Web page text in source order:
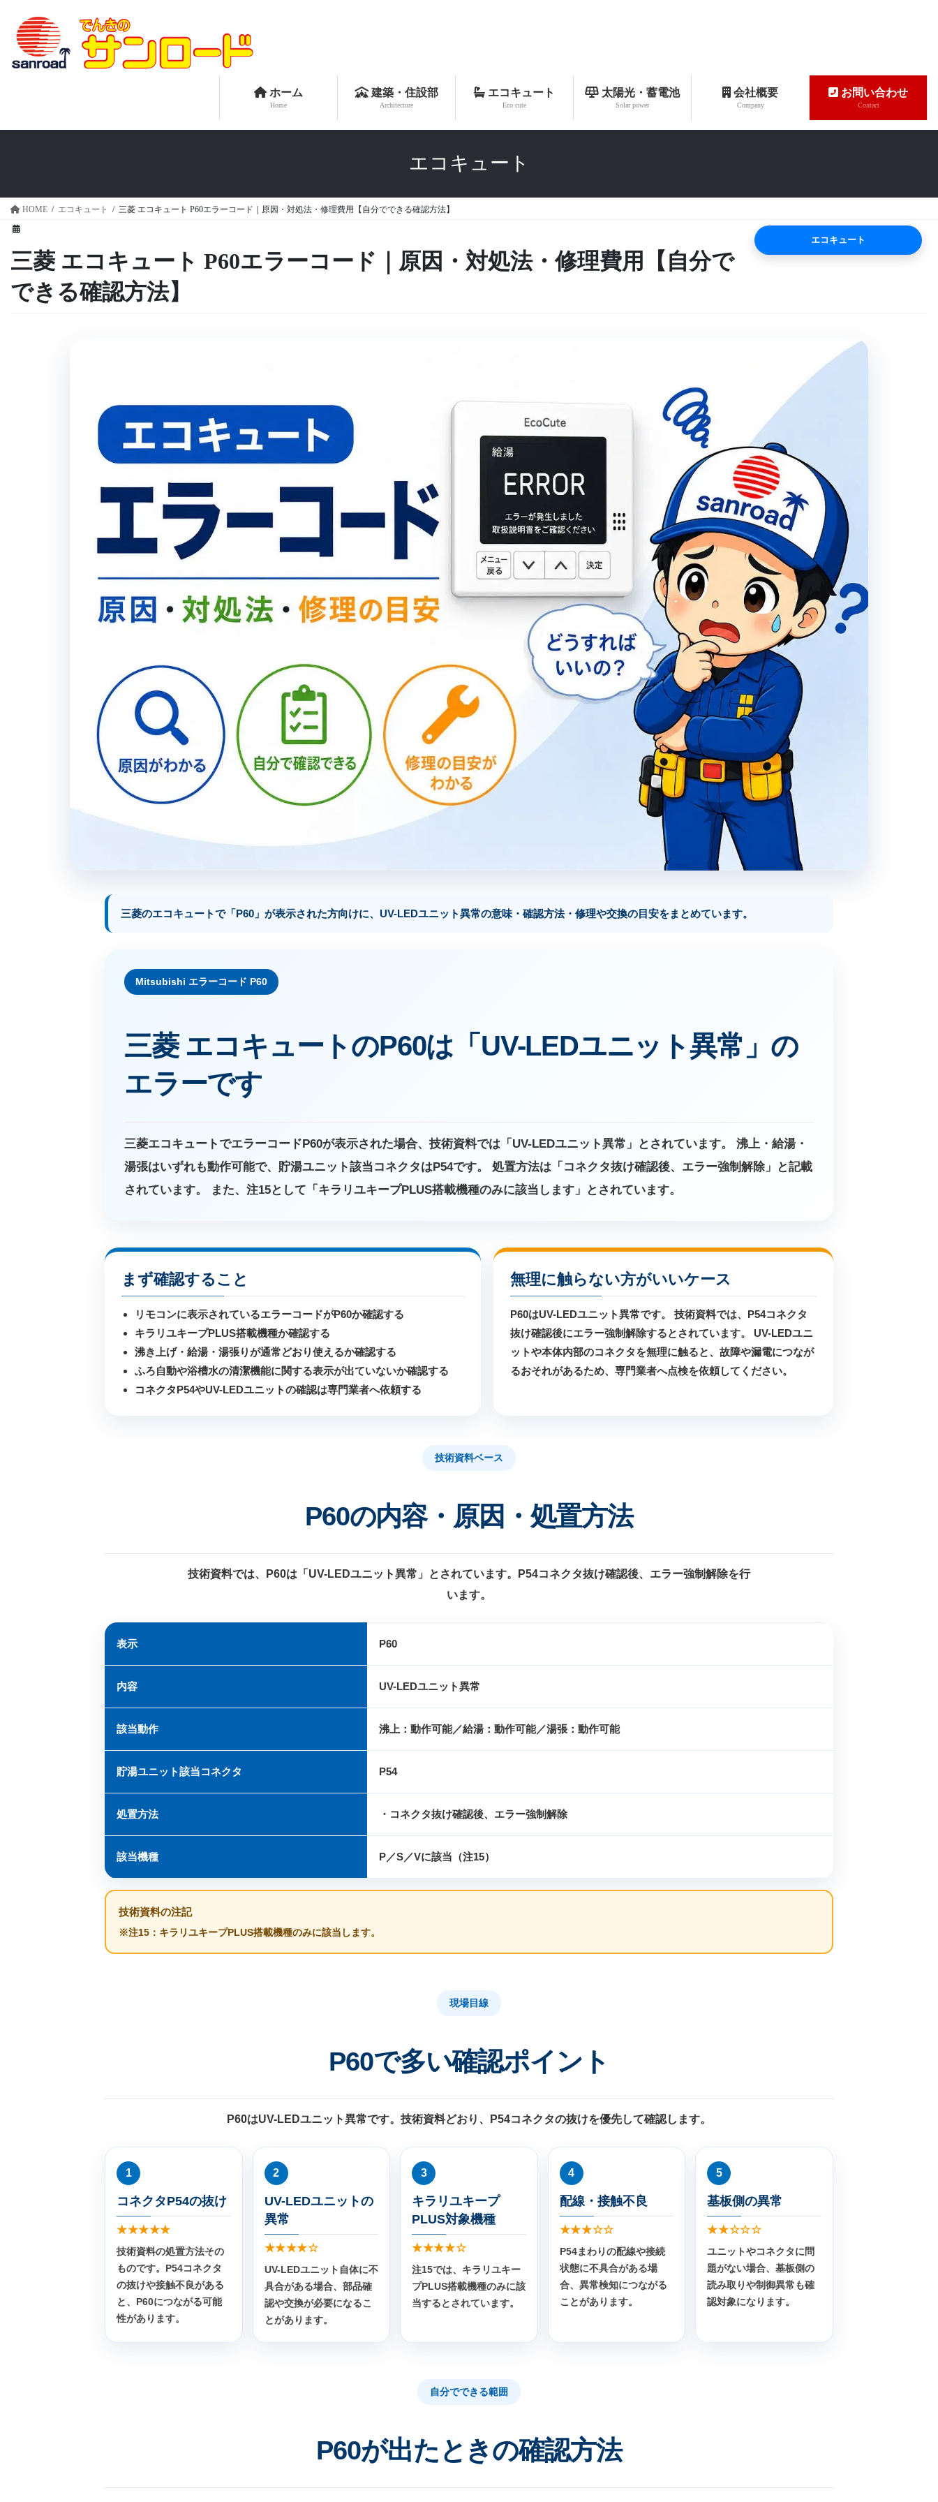
ホーム
Home
建築・住設部
Architecture
エコキュート
Eco cute
太陽光・蓄電池
Solar power
会社概要
Company
お問い合わせ
Contact
エコキュート
HOME エコキュート 三菱 エコキュート P60エラーコード｜原因・対処法・修理費用【自分でできる確認方法】
エコキュート
三菱 エコキュート P60エラーコード｜原因・対処法・修理費用【自分で
できる確認方法】
三菱のエコキュートで「P60」が表示された方向けに、UV-LEDユニット異常の意味・確認方法・修理や交換の目安をまとめています。
Mitsubishi エラーコード P60
三菱 エコキュートのP60は「UV-LEDユニット異常」の
エラーです
三菱エコキュートでエラーコードP60が表示された場合、技術資料では「UV-LEDユニット異常」とされています。 沸上・給湯・
湯張はいずれも動作可能で、貯湯ユニット該当コネクタはP54です。 処置方法は「コネクタ抜け確認後、エラー強制解除」と記載
されています。 また、注15として「キラリユキープPLUS搭載機種のみに該当します」とされています。
まず確認すること
リモコンに表示されているエラーコードがP60か確認する
キラリユキープPLUS搭載機種か確認する
沸き上げ・給湯・湯張りが通常どおり使えるか確認する
ふろ自動や浴槽水の清潔機能に関する表示が出ていないか確認する
コネクタP54やUV-LEDユニットの確認は専門業者へ依頼する
無理に触らない方がいいケース
P60はUV-LEDユニット異常です。 技術資料では、P54コネクタ
抜け確認後にエラー強制解除するとされています。 UV-LEDユニ
ットや本体内部のコネクタを無理に触ると、故障や漏電につなが
るおそれがあるため、専門業者へ点検を依頼してください。
技術資料ベース
P60の内容・原因・処置方法
技術資料では、P60は「UV-LEDユニット異常」とされています。P54コネクタ抜け確認後、エラー強制解除を行
います。
表示 P60
内容 UV-LEDユニット異常
該当動作 沸上：動作可能／給湯：動作可能／湯張：動作可能
貯湯ユニット該当コネクタ P54
処置方法 ・コネクタ抜け確認後、エラー強制解除
該当機種 P／S／Vに該当（注15）
技術資料の注記
※注15：キラリユキープPLUS搭載機種のみに該当します。
現場目線
P60で多い確認ポイント
P60はUV-LEDユニット異常です。技術資料どおり、P54コネクタの抜けを優先して確認します。
1
コネクタP54の抜け
★★★★★
技術資料の処置方法その
ものです。P54コネクタ
の抜けや接触不良がある
と、P60につながる可能
性があります。
2
UV-LEDユニットの
異常
★★★★☆
UV-LEDユニット自体に不
具合がある場合、部品確
認や交換が必要になるこ
とがあります。
3
キラリユキープ
PLUS対象機種
★★★★☆
注15では、キラリユキー
プPLUS搭載機種のみに該
当するとされています。
4
配線・接触不良
★★★☆☆
P54まわりの配線や接続
状態に不具合がある場
合、異常検知につながる
ことがあります。
5
基板側の異常
★★☆☆☆
ユニットやコネクタに問
題がない場合、基板側の
読み取りや制御異常も確
認対象になります。
自分でできる範囲
P60が出たときの確認方法